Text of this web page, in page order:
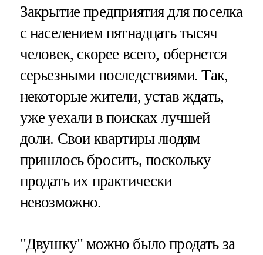
Закрытие предприятия для поселка
с населением пятнадцать тысяч
человек, скорее всего, обернется
серьезными последствиями. Так,
некоторые жители, устав ждать,
уже уехали в поисках лучшей
доли. Свои квартиры людям
пришлось бросить, поскольку
продать их практически
невозможно.
"Двушку" можно было продать за